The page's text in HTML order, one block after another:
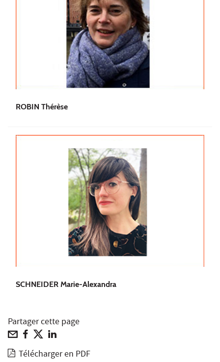
ROBIN Thérèse
SCHNEIDER Marie-Alexandra
Partager cette page
Télécharger en PDF